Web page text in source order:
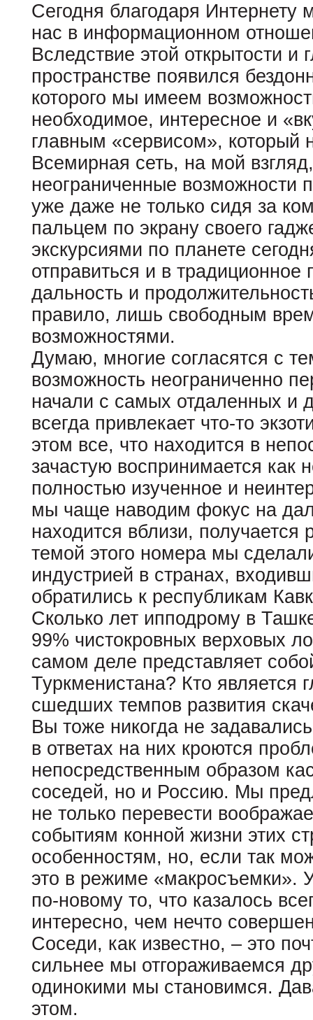
Сегодня благодаря Интернету
нас в информационном
Вследствие этой открытости и
пространстве появился
которого мы имеем
необходимое, интересное и
главным «сервисом», который
Всемирная сеть, на мой
неограниченные возможности
уже даже не только сидя за
пальцем по экрану своего
экскурсиями по планете
отправиться и в
дальность и
правило, лишь свободным
возможностями.
Думаю, многие согласятся с
возможность неограниченно
начали с самых отдаленных и
всегда привлекает что-то
этом все, что находится в
зачастую воспринимается как
полностью изученное и
мы чаще наводим фокус на
находится вблизи,
темой этого номера мы
индустрией в странах,
обратились к республикам
Сколько лет ипподрому в
99% чистокровных верховых
самом деле представляет
Туркменистана? Кто является
сшедших темпов развития
Вы тоже никогда не
в ответах на них кроются
непосредственным образом
соседей, но и Россию. Мы
не только перевести
событиям конной жизни этих
особенностям, но, если так
это в режиме «макросъемки».
по-новому то, что казалось
интересно, чем нечто
Соседи, как известно, – это
сильнее мы отгораживаемся
одинокими мы становимся.
этом.